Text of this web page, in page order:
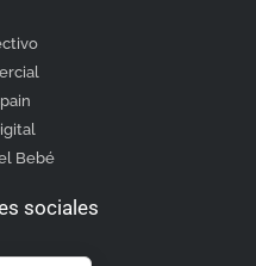
Bebé
sociales